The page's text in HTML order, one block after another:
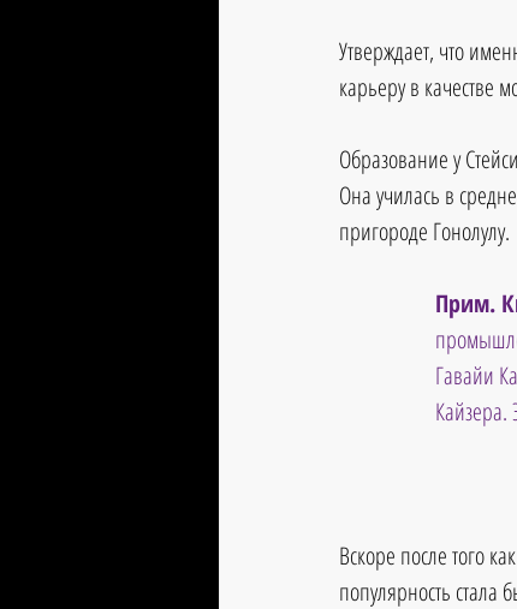
Утверждает, что
карьеру в качестве
Образование у
Она училась в
пригороде Гонолулу.
Прим.
Гавайи
Кайзера.
Вскоре после того
популярность стала